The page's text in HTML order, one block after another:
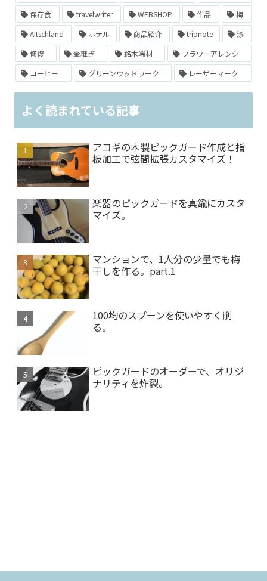
保存食
travelwriter WEBSHOP 作品
梅
Aitschland
ホテル 商品紹介 tripnote
漆
修復
金継ぎ 銘木端材
フラワーアレンジ
コーヒー
グリーンウッドワーク レーザーマーク
よく読まれている記事
アコギの木製ピックガード作成と指
板加工で弦間拡張カスタマイズ！
楽器のピックガードを真鍮にカスタ
マイズ。
マンションで、1人分の少量でも梅
干しを作る。part.1
100均のスプーンを使いやすく削
る。
ピックガードのオーダーで、オリジ
ナリティを炸裂。